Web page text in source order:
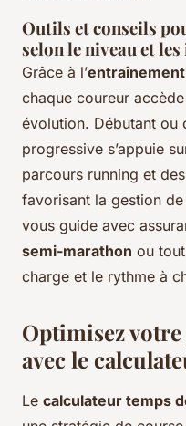
Outils et conseils
selon le niveau et
Grâce à l’
chaque coureur
évolution. Débutant ou
progressive s’appuie
parcours running et
favorisant la gestion de
vous guide avec
semi-marathon ou
charge et le rythme à
Optimisez
avec le
Le calculateur temps